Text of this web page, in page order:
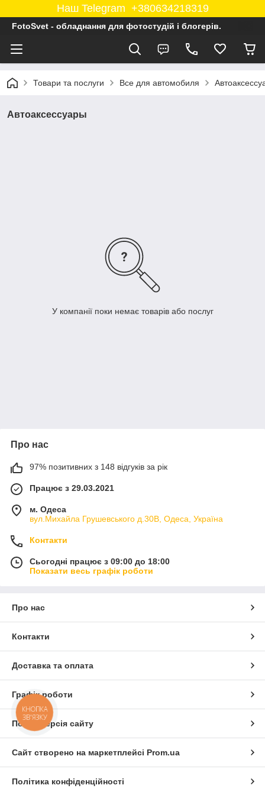
Наш Telegram +380634218319
FotoSvet - обладнання для фотостудій і блогерів.
Товари та послуги Все для автомобиля
Автоаксессуары
У компанії поки немає товарів або послуг
Про нас
97% позитивних з 148 відгуків за рік
Працює з 29.03.2021
м. Одеса
вул.Михайла Грушевського д.30В, Одеса, Україна
Контакти
Сьогодні працює з 09:00 до 18:00
Показати весь графік роботи
Про нас
Контакти
Доставка та оплата
Графік роботи
Повна версія сайту
Сайт створено на маркетплейсі Prom.ua
Політика конфіденційності
КНОПКА
ЗВ'ЯЗКУ